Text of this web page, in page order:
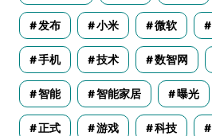
发布 小米 微软
手机 技术 数智网
智能 智能家居 曝光
正式 游戏 科技